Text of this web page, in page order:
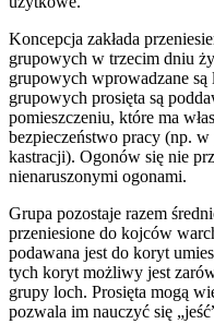
Koncepcja zakłada
grupowych w trzecim dniu
grupowych wprowadzane
grupowych prosięta są
pomieszczeniu, które ma
bezpieczeństwo pracy (np.
kastracji). Ogonów się nie
nienaruszonymi ogonami.
Grupa pozostaje razem
przeniesione do kojców
podawana jest do koryt
tych koryt możliwy jest
grupy loch. Prosięta mogą
pozwala im nauczyć się